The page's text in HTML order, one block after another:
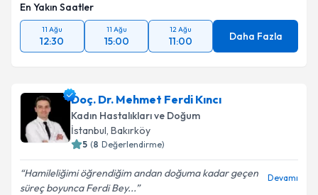
En Yakın Saatler
11 Ağu
12:30
11 Ağu
15:00
12 Ağu
11:00 Daha Fazla
Doç. Dr. Mehmet Ferdi Kıncı
Kadın Hastalıkları ve Doğum
İstanbul, Bakırköy
5 (8 Değerlendirme)
Hamileliğimi öğrendiğim andan doğuma kadar geçen
süreç boyunca Ferdi Bey...
Devamı